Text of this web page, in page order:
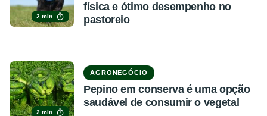
2 min
física e ótimo desempenho no
pastoreio
2 min
AGRONEGÓCIO
Pepino em conserva é uma opção
saudável de consumir o vegetal